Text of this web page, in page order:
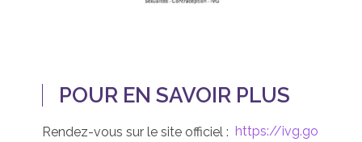
POUR EN SAVOIR PLUS
Rendez-vous sur le site officiel : https://ivg.go